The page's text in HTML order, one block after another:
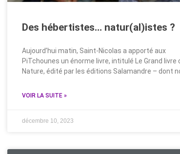
Des hébertistes… natur(al)istes ?
Aujourd’hui matin, Saint-Nicolas a apporté aux
PiTchounes un énorme livre, intitulé Le Grand livre
Nature, édité par les éditions Salamandre – dont
VOIR LA SUITE »
décembre 10, 2023